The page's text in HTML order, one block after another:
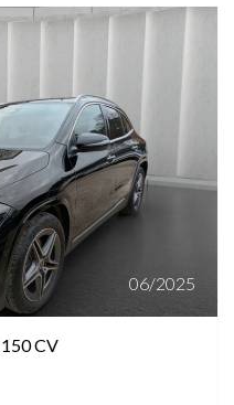
06/2025
CV